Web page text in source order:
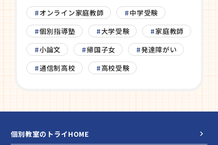
オンライン家庭教師
中学受験
個別指導塾
大学受験
家庭教師
小論文
帰国子女
発達障がい
通信制高校
高校受験
個別教室のトライHOME